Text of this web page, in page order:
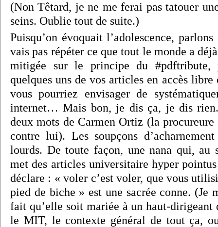
(Non Têtard, je ne me ferai pas tatouer
seins. Oublie tout de suite.)
Puisqu’on évoquait l’adolescence,
vais pas répéter ce que tout le monde a
mitigée sur le principe du #pdftribute,
quelques uns de vos articles en accès libre
vous pourriez envisager de
internet… Mais bon, je dis ça, je dis
deux mots de Carmen Ortiz (la procureure
contre lui). Les soupçons
lourds. De toute façon, une nana qui, au
met des articles universitaire hyper
déclare : « voler c’est voler, que vous
pied de biche » est une sacrée conne. (Je
fait qu’elle soit mariée à un haut-
le MIT, le contexte général de tout ça,